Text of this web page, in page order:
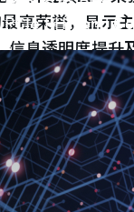
PCIe PHY and
高荣誉，显示
信息透明度提升
慧玲表示：「
「亚洲最佳中小
肯定，并进一步
先地位，激励我